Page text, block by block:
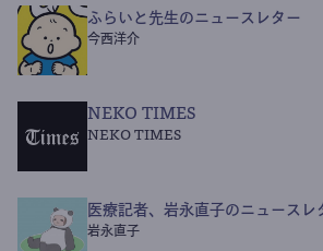
ふらいと先生のニュースレター
今西洋介
NEKO TIMES
NEKO TIMES
医療記者、岩永直子のニュースレ
岩永直子